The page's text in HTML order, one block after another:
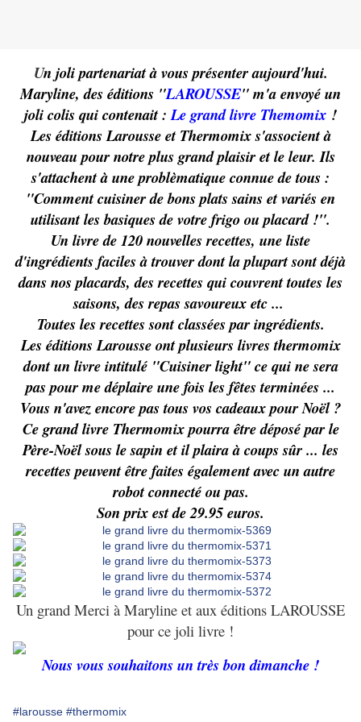
Un joli partenariat à vous présenter aujourd'hui.
Maryline, des éditions "LAROUSSE" m'a envoyé un
joli colis qui contenait :Le grand livre Themomix !
Les éditions Larousse et Thermomix s'associent à
nouveau pour notre plus grand plaisir et le leur. Ils
s'attachent à une problèmatique connue de tous :
"Comment cuisiner de bons plats sains et variés en
utilisant les basiques de votre frigo ou placard !".
Un livre de 120 nouvelles recettes, une liste
d'ingrédients faciles à trouver dont la plupart sont déjà
dans nos placards, des recettes qui couvrent toutes les
saisons, des repas savoureux etc ...
Toutes les recettes sont classées par ingrédients.
Les éditions Larousse ont plusieurs livres thermomix
dont un livre intitulé "Cuisiner light" ce qui ne sera
pas pour me déplaire une fois les fêtes terminées ...
Vous n'avez encore pas tous vos cadeaux pour Noël ?
Ce grand livre Thermomix pourra être déposé par le
Père-Noël sous le sapin et il plaira à coups sûr ... les
recettes peuvent être faites également avec un autre
robot connecté ou pas.
Son prix est de 29.95 euros.
Un grand Merci à Maryline et aux éditions LAROUSSE
pour ce joli livre !
Nous vous souhaitons un très bon dimanche !
#larousse #thermomix